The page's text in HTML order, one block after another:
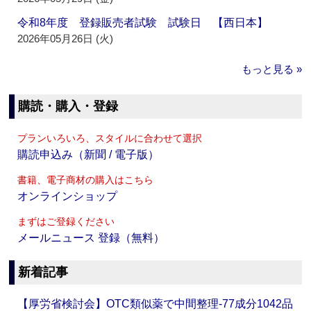
令和8年度 登録販売者試験 試験日 【西日本】
2026年05月26日 (火)
もっと見る »
購読・購入・登録
プランいろいろ、スタイルに合わせて選択
購読申込み（新聞 / 電子版）
書籍、電子商材の購入はこちら
オンラインショップ
まずはご登録ください
メールニュース 登録（無料）
新着記事
【厚労省検討会】OTC類似薬で中間整理‐77成分1042品